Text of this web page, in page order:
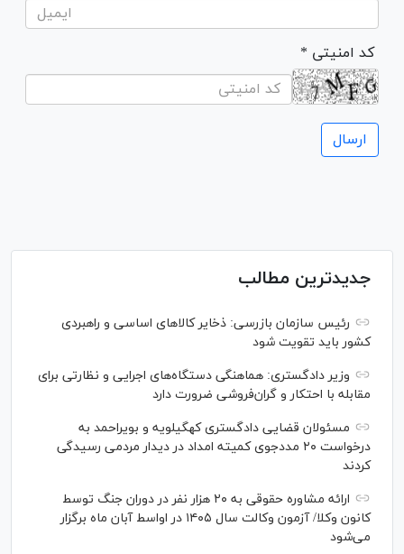
* کد امنیتی
جدیدترین مطالب
رئیس سازمان بازرسی: ذخایر کالاهای اساسی و راهبردی
کشور باید تقویت شود
وزیر دادگستری: هماهنگی دستگاه‌های اجرایی و نظارتی برای
مقابله با احتکار و گران‌فروشی ضرورت دارد
مسئولان قضایی دادگستری کهگیلویه و بویراحمد به
درخواست‌ ۲۰ مددجوی کمیته امداد در دیدار مردمی رسیدگی
کردند
ارائه مشاوره حقوقی به ۲۰ هزار نفر در دوران جنگ توسط
کانون وکلا/ آزمون وکالت سال ۱۴۰۵ در اواسط آبان ماه برگزار
می‌شود